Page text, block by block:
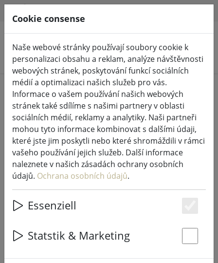
Hledat produkty
Home
Pohádková světla a osvětlení
Pohádková světla
Kaemingk Lumineo LED
pohádková světla Basic se
stmívačem 80 LED teplá bílá
venkovní 6 m černá
Cookie consense
Naše webové stránky používají soubory cookie k
personalizaci obsahu a reklam, analýze návštěvnosti
webových stránek, poskytování funkcí sociálních
médií a optimalizaci našich služeb pro vás.
Informace o vašem používání našich webových
stránek také sdílíme s našimi partnery v oblasti
sociálních médií, reklamy a analytiky. Naši partneři
mohou tyto informace kombinovat s dalšími údaji,
které jste jim poskytli nebo které shromáždili v rámci
vašeho používání jejich služeb. Další informace
naleznete v našich zásadách ochrany osobních
údajů. Ochrana osobních údajů.
Essenziell
Statstik & Marketing